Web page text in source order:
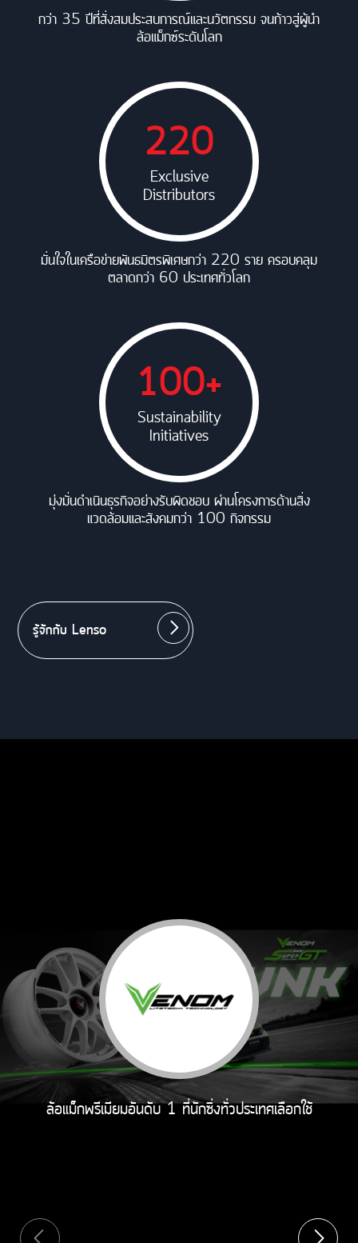
กว่า 35 ปีที่สั่งสมประสบการณ์และนวัตกรรม จนก้าวสู่ผู้นำ
ล้อแม็กซ์ระดับโลก
220
Exclusive
Distributors
มั่นใจในเครือข่ายพันธมิตรพิเศษกว่า 220 ราย ครอบคลุม
ตลาดกว่า 60 ประเทศทั่วโลก
100+
Sustainability
Initiatives
มุ่งมั่นดำเนินธุรกิจอย่างรับผิดชอบ ผ่านโครงการด้านสิ่ง
แวดล้อมและสังคมกว่า 100 กิจกรรม
รู้จักกับ Lenso
ล้อแม็กพรีเมียมอันดับ 1 ที่นักซิ่งทั่วประเทศเลือกใช้